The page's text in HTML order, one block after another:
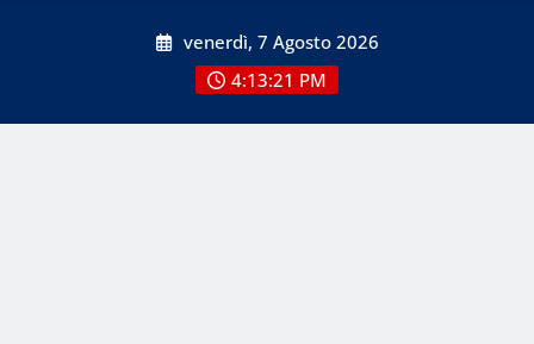
venerdì, 7 Agosto 2026
4:13:21 PM